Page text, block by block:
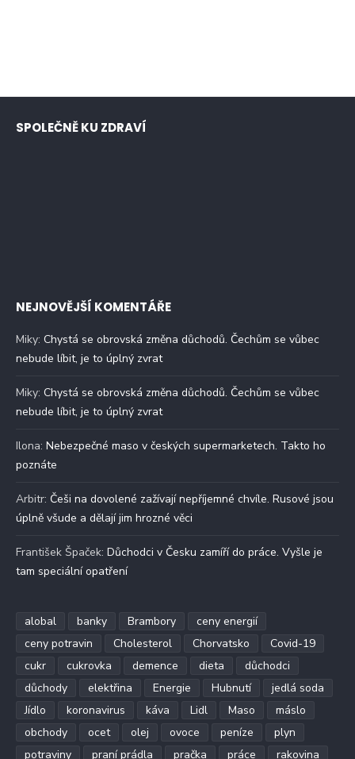
SPOLEČNĚ KU ZDRAVÍ
NEJNOVĚJŠÍ KOMENTÁŘE
Miky: Chystá se obrovská změna důchodů. Čechům se vůbec
nebude líbit, je to úplný zvrat
Miky: Chystá se obrovská změna důchodů. Čechům se vůbec
nebude líbit, je to úplný zvrat
Ilona: Nebezpečné maso v českých supermarketech. Takto ho
poznáte
Arbitr: Češi na dovolené zažívají nepříjemné chvíle. Rusové jsou
úplně všude a dělají jim hrozné věci
František Špaček: Důchodci v Česku zamíří do práce. Vyšle je
tam speciální opatření
alobal banky Brambory
ceny energií
ceny potravin
Cholesterol Chorvatsko
Covid-19
cukr
cukrovka demence dieta
důchodci
důchody
elektřina Energie Hubnutí
jedlá soda
Jídlo
koronavirus káva Lidl Maso
máslo
obchody
ocet olej ovoce peníze
plyn
potraviny
praní prádla pračka práce rakovina